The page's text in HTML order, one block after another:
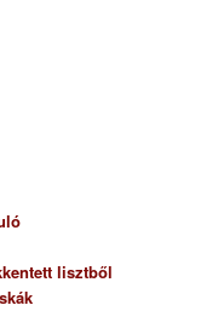
lisztből